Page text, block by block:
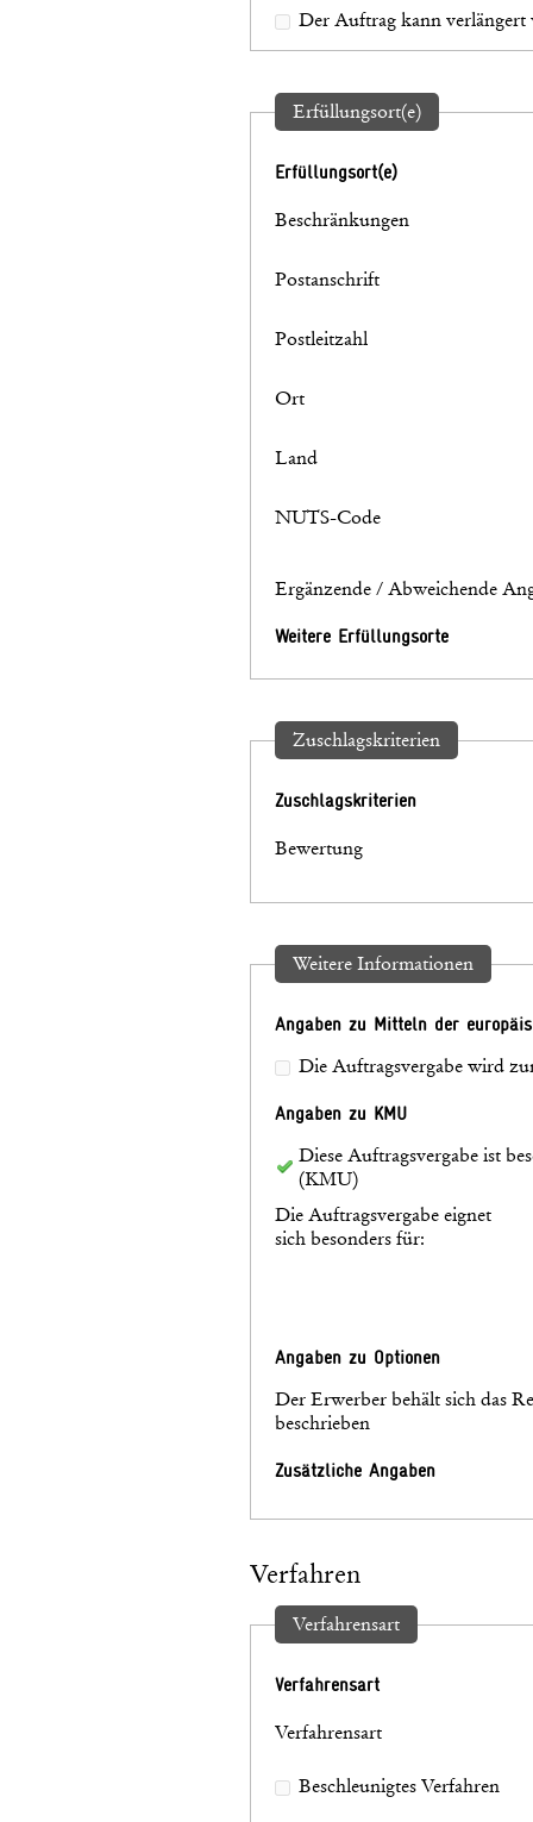
Der Auftrag kann verlängert
Erfüllungsort(e)
Erfüllungsort(e)
Beschränkungen
Postanschrift
Postleitzahl
Ort
Land
NUTS-Code
Ergänzende / Abweichende
Weitere Erfüllungsorte
Zuschlagskriterien
Zuschlagskriterien
Bewertung
Weitere Informationen
Angaben zu Mitteln der
Die Auftragsvergabe wird
Angaben zu KMU
Diese Auftragsvergabe ist
(KMU)
Die Auftragsvergabe eignet
sich besonders für:
Angaben zu Optionen
Der Erwerber behält sich das
beschrieben
Zusätzliche Angaben
Verfahren
Verfahrensart
Verfahrensart
Verfahrensart
Beschleunigtes Verfahren